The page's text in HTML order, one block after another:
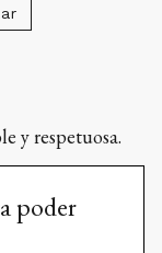
y respetuosa.
poder